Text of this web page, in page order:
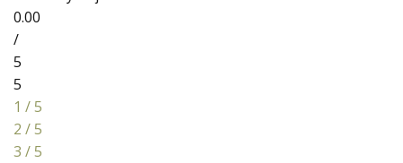
0.00
/
5
5
1 / 5
2 / 5
3 / 5